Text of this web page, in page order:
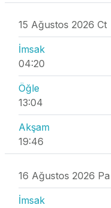
15 Ağustos 2026 Ct
İmsak
04:20
Öğle
13:04
Akşam
19:46
16 Ağustos 2026 Pa
İmsak